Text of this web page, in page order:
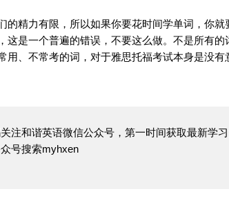
的精力有限，所以如果你要花时间学单词 ，你
这是一个普遍的错误，不要这么做。不是所有
用、不常考的词，对于雅思托福考试本身是没有
注和谐英语微信公众号，第一时间获取最新学
号搜索myhxen